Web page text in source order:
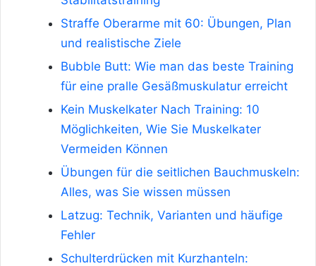
Straffe Oberarme mit 60: Übungen, Plan
und realistische Ziele
Bubble Butt: Wie man das beste Training
für eine pralle Gesäßmuskulatur erreicht
Kein Muskelkater Nach Training: 10
Möglichkeiten, Wie Sie Muskelkater
Vermeiden Können
Übungen für die seitlichen Bauchmuskeln:
Alles, was Sie wissen müssen
Latzug: Technik, Varianten und häufige
Fehler
Schulterdrücken mit Kurzhanteln: